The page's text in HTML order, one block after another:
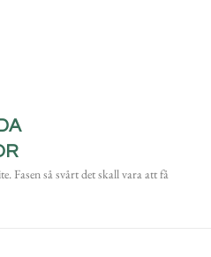
Fasen så svårt det skall vara att få